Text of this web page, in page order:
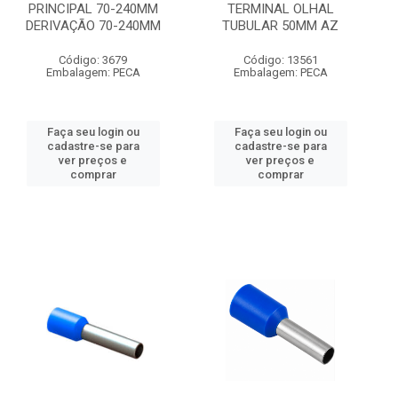
PRINCIPAL 70-240MM
DERIVAÇÃO 70-240MM
Código: 3679
Embalagem: PECA
Faça seu login ou
cadastre-se para
ver preços e
comprar
TERMINAL OLHAL
TUBULAR 50MM AZ
Código: 13561
Embalagem: PECA
Faça seu login ou
cadastre-se para
ver preços e
comprar